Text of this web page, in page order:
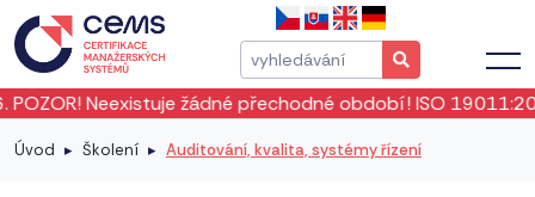
žádné přechodné období! ISO 19011:2026
Úvod Školení Auditování, kvalita, systémy řízení